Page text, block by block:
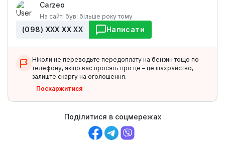
Carzeo
На сайті був: більше року тому
(098) ХХХ ХХ ХХ Написати
Ніколи не переводьте передоплату на бензин тощо по
телефону, якщо вас просять про це – це шахрайство,
залиште скаргу на оголошення.
Поскаржитися
Поділитися в соцмережах